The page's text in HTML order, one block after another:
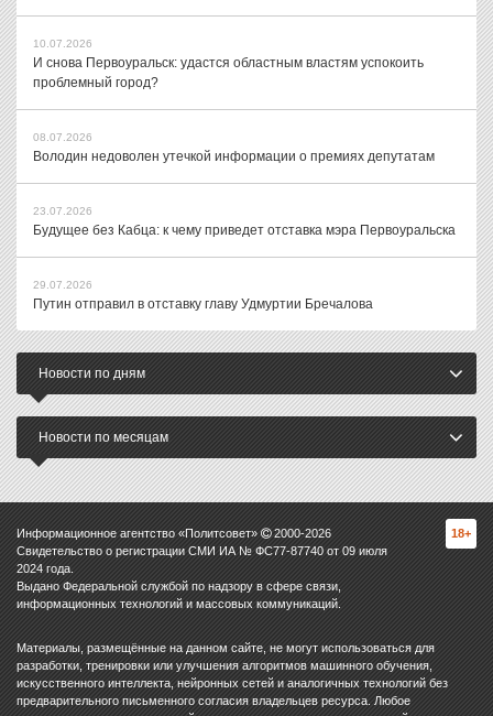
10.07.2026
И снова Первоуральск: удастся областным властям успокоить
проблемный город?
08.07.2026
Володин недоволен утечкой информации о премиях депутатам
23.07.2026
Будущее без Кабца: к чему приведет отставка мэра Первоуральска
29.07.2026
Путин отправил в отставку главу Удмуртии Бречалова
Новости по дням
Новости по месяцам
Информационное агентство «Политсовет» 2000-2026
Свидетельство о регистрации СМИ ИА № ФС77-87740 от 09 июля
2024 года.
Выдано Федеральной службой по надзору в сфере связи,
информационных технологий и массовых коммуникаций.
18+
Материалы, размещённые на данном сайте, не могут использоваться для
разработки, тренировки или улучшения алгоритмов машинного обучения,
искусственного интеллекта, нейронных сетей и аналогичных технологий без
предварительного письменного согласия владельцев ресурса. Любое